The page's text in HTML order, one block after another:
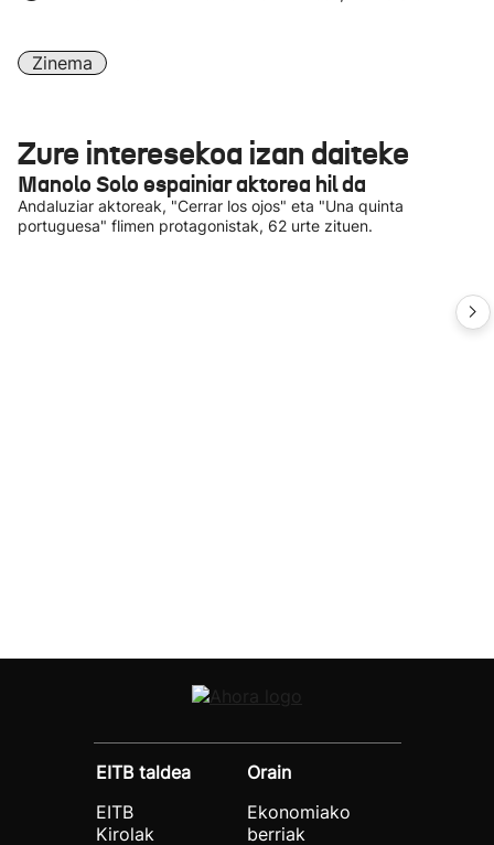
Zinema
Zure interesekoa izan daiteke
Manolo Solo espainiar aktorea hil da
Andaluziar aktoreak, "Cerrar los ojos" eta "Una quinta
portuguesa" flimen protagonistak, 62 urte zituen.
EITB taldea
EITB
Kirolak
Orain
Ekonomiako
berriak